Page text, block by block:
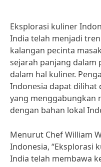
Eksplorasi kuliner
India telah menjadi
kalangan pecinta
sejarah panjang
dalam hal kuliner.
Indonesia dapat dilihat
yang menggabungkan
dengan bahan lokal
Menurut Chef William
Indonesia, “Eksplorasi
India telah membawa